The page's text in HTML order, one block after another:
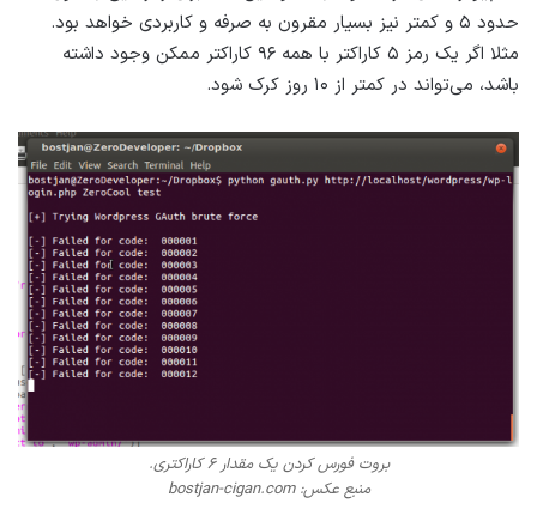
حدود ۵ و کمتر نیز بسیار مقرون به صرفه و کاربردی خواهد بود.
مثلا اگر یک رمز ۵ کاراکتر با همه ۹۶ کاراکتر ممکن وجود داشته
باشد، می‌تواند در کمتر از ۱۰ روز کرک شود.
بروت فورس کردن یک مقدار ۶ کاراکتری.
منبع عکس: bostjan-cigan.com